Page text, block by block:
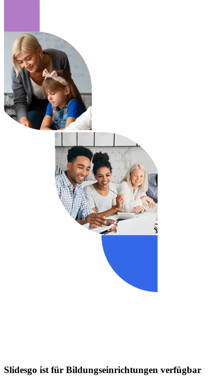
Slidesgo ist für Bildungseinrichtungen verfügbar